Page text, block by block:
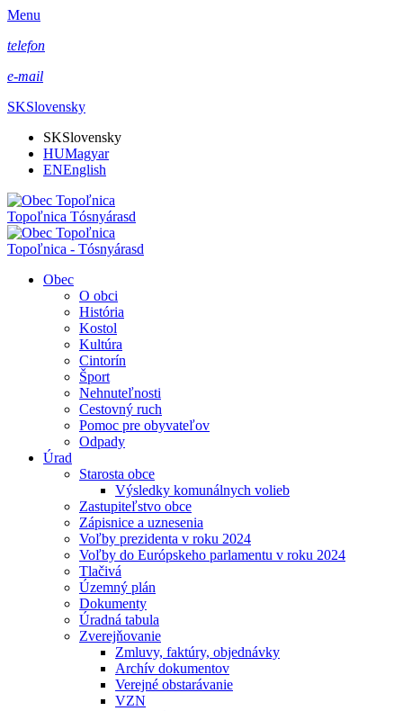
Menu
telefon
e-mail
SKSlovensky
SKSlovensky
HUMagyar
ENEnglish
Topoľnica Tósnyárasd
Topoľnica - Tósnyárasd
Obec
O obci
História
Kostol
Kultúra
Cintorín
Šport
Nehnuteľnosti
Cestovný ruch
Pomoc pre obyvateľov
Odpady
Úrad
Starosta obce
Výsledky komunálnych volieb
Zastupiteľstvo obce
Zápisnice a uznesenia
Voľby prezidenta v roku 2024
Voľby do Európskeho parlamentu v roku 2024
Tlačivá
Územný plán
Dokumenty
Úradná tabula
Zverejňovanie
Zmluvy, faktúry, objednávky
Archív dokumentov
Verejné obstarávanie
VZN